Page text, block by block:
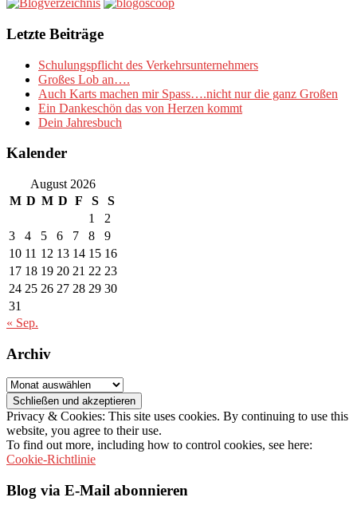
Letzte Beiträge
Schulungspflicht des Verkehrsunternehmers
Großes Lob an….
Auch Karts machen mir Spass….nicht nur die ganz Großen
Ein Dankeschön das von Herzen kommt
Dein Jahresbuch
Kalender
August 2026
M D M D F S
S
1
2
3
4 5 6 7 8
9
10 11 12 13 14 15 16
17 18 19 20 21 22 23
24 25 26 27 28 29 30
31
« Sep.
Archiv
Archiv
Privacy & Cookies: This site uses cookies. By continuing to use this
website, you agree to their use.
To find out more, including how to control cookies, see here:
Cookie-Richtlinie
Blog via E-Mail abonnieren